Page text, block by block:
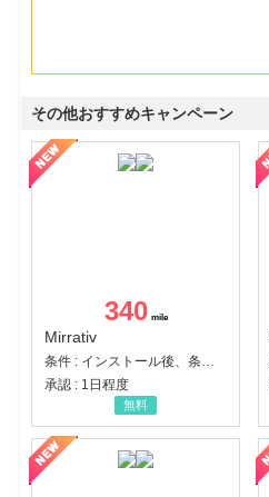
その他おすすめキャンペーン
340
Mirrativ
条件 : インストール後、条件達成
承認 : 1日程度
無料